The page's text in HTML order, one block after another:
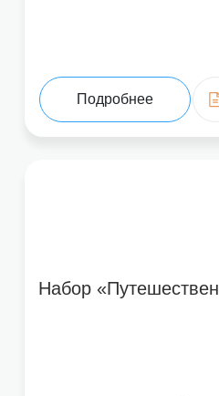
Подробнее
Набор